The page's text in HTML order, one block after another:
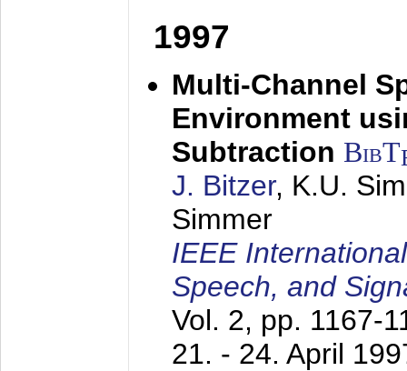
1997
Multi-Channel
Environment
Subtraction BibT
J. Bitzer, K.U.
Simmer
IEEE
Speech, and
Vol. 2, pp. 1167-
21. - 24. April